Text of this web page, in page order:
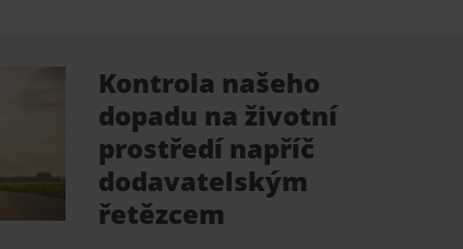
Kontrola našeho
dopadu na životní
prostředí napříč
dodavatelským
řetězcem